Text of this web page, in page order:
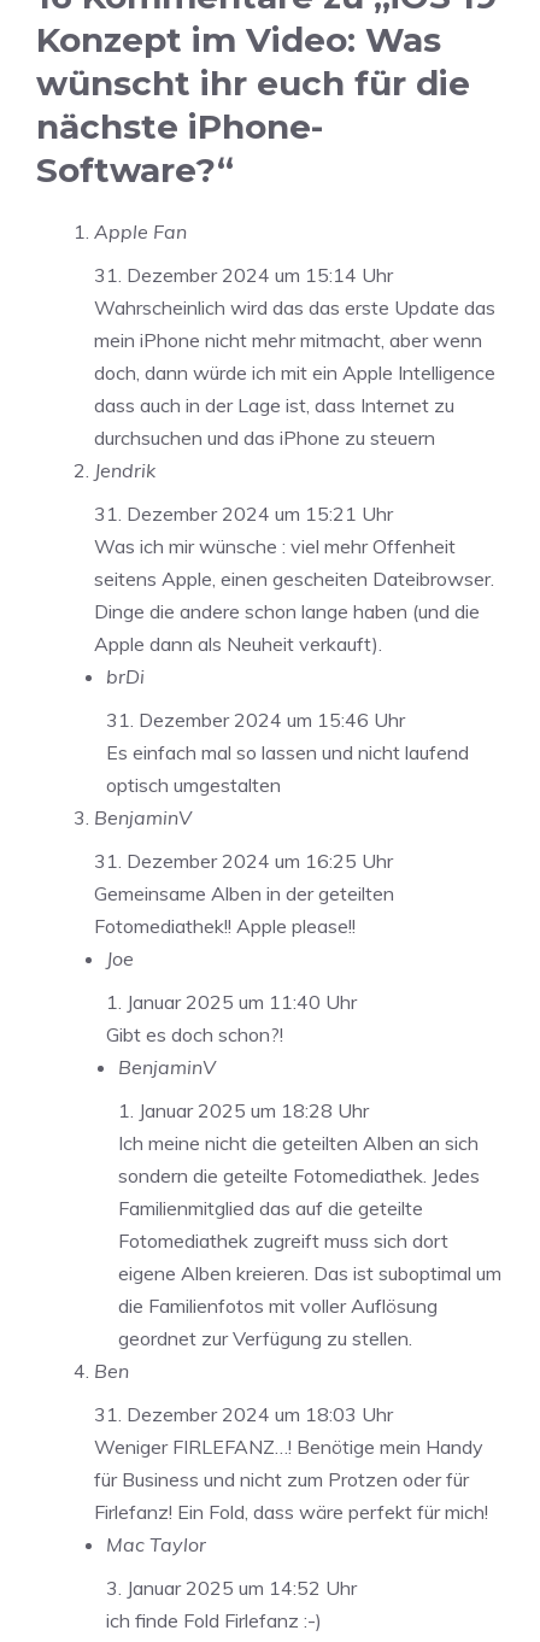
Konzept im Video: Was
wünscht ihr euch für die
nächste iPhone-
Software?“
Apple Fan
31. Dezember 2024 um 15:14 Uhr
Wahrscheinlich wird das das erste Update das
mein iPhone nicht mehr mitmacht, aber wenn
doch, dann würde ich mit ein Apple Intelligence
dass auch in der Lage ist, dass Internet zu
durchsuchen und das iPhone zu steuern
Jendrik
31. Dezember 2024 um 15:21 Uhr
Was ich mir wünsche : viel mehr Offenheit
seitens Apple, einen gescheiten Dateibrowser.
Dinge die andere schon lange haben (und die
Apple dann als Neuheit verkauft).
brDi
31. Dezember 2024 um 15:46 Uhr
Es einfach mal so lassen und nicht laufend
optisch umgestalten
BenjaminV
31. Dezember 2024 um 16:25 Uhr
Gemeinsame Alben in der geteilten
Fotomediathek!! Apple please!!
Joe
1. Januar 2025 um 11:40 Uhr
Gibt es doch schon?!
BenjaminV
1. Januar 2025 um 18:28 Uhr
Ich meine nicht die geteilten Alben an sich
sondern die geteilte Fotomediathek. Jedes
Familienmitglied das auf die geteilte
Fotomediathek zugreift muss sich dort
eigene Alben kreieren. Das ist suboptimal um
die Familienfotos mit voller Auflösung
geordnet zur Verfügung zu stellen.
Ben
31. Dezember 2024 um 18:03 Uhr
Weniger FIRLEFANZ…! Benötige mein Handy
für Business und nicht zum Protzen oder für
Firlefanz! Ein Fold, dass wäre perfekt für mich!
Mac Taylor
3. Januar 2025 um 14:52 Uhr
ich finde Fold Firlefanz :-)